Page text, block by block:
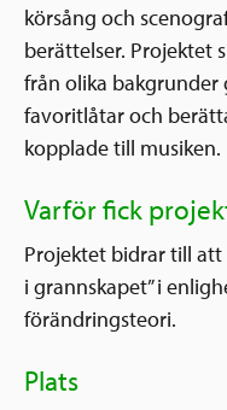
körsång och
berättelser. Projektet
från olika bakgrunder
favoritlåtar och
kopplade till musiken.
Varför fick
Projektet bidrar till att
i grannskapet” i
förändringsteori.
Plats